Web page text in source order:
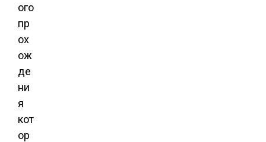
ого
пр
ох
ож
де
ни
я
кот
ор